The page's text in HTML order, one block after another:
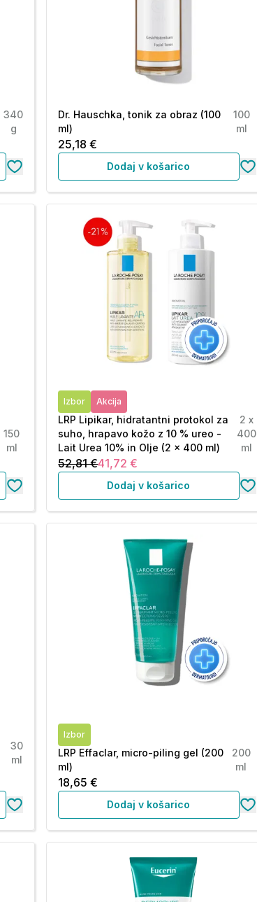
340
g
Dr. Hauschka, tonik za obraz (100
ml)
100
ml
25,18 €
Dodaj v košarico
150
ml
Izbor Akcija
LRP Lipikar, hidratantni protokol za
suho, hrapavo kožo z 10 % ureo -
Lait Urea 10% in Olje (2 x 400 ml)
2 x
400
ml
52,81 €41,72 €
Dodaj v košarico
30
ml
Izbor
LRP Effaclar, micro-piling gel (200
ml)
200
ml
18,65 €
Dodaj v košarico